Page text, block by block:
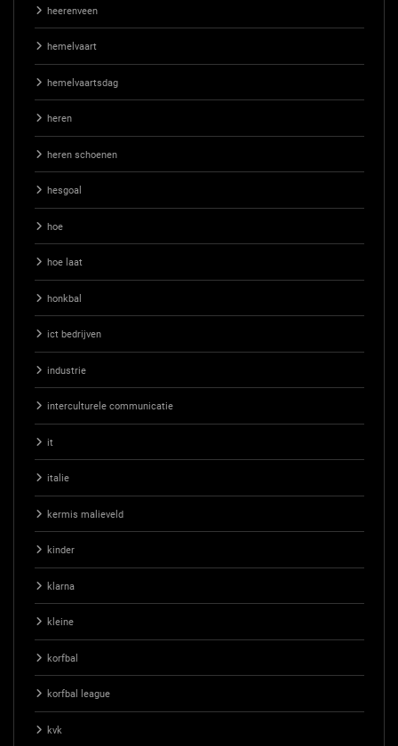
heerenveen
hemelvaart
hemelvaartsdag
heren
heren schoenen
hesgoal
hoe
hoe laat
honkbal
ict bedrijven
industrie
interculturele communicatie
it
italie
kermis malieveld
kinder
klarna
kleine
korfbal
korfbal league
kvk